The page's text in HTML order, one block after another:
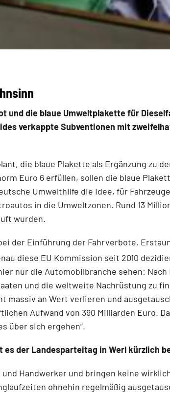
und die blaue Umweltplakette für
verkappte Subventionen mit
die blaue Plakette als Ergänzung zu
Euro 6 erfüllen, sollen die blaue
Umwelthilfe die Idee, für
in die Umweltzonen. Rund 13
wurden.
der Einführung der Fahrverbote.
diese EU Kommission seit 2010
nur die Automobilbranche sehen:
und die weltweite Nachrüstung zu
massiv an Wert verlieren und
Aufwand von 390 Milliarden Euro.
über sich ergehen“.
es der Landesparteitag in Werl kürzlich
Handwerker und bringen keine
ohnehin regelmäßig